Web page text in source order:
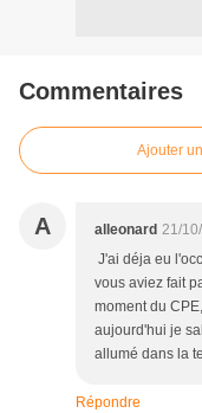
Commentaires
Ajouter
A alleonard 21/
J'ai déja eu
vous aviez fait
moment du
aujourd'hui je
allumé dans la
Répondre